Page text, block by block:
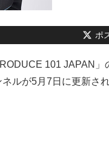
ポ
101 JAPAN
ルが5月7日に更新さ